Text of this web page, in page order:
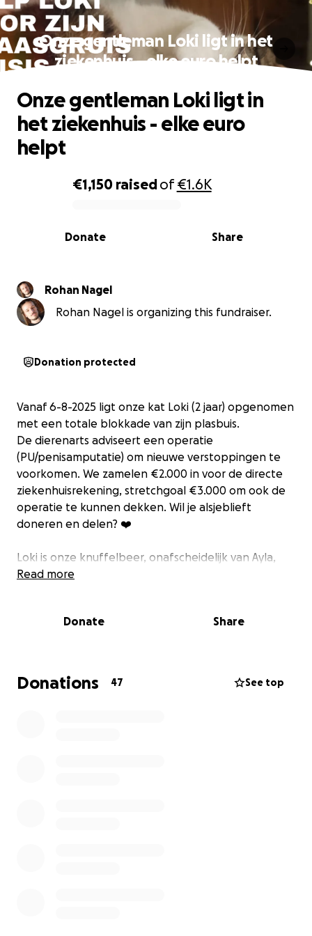
Onze gentleman Loki ligt in het
ziekenhuis - elke euro helpt
0% complete
€1,150 raisedof€1.6K
Share
Donate
Onze gentleman Loki ligt in
het ziekenhuis - elke euro
helpt
Rohan Nagel
Rohan Nagel is organizing this fundraiser.
Donation protected
Vanaf 6-8-2025 ligt onze kat Loki (2 jaar) opgenomen
met een totale blokkade van zijn plasbuis.
De dierenarts adviseert een operatie
(PU/penisamputatie) om nieuwe verstoppingen te
voorkomen. We zamelen €2.000 in voor de directe
ziekenhuisrekening, stretchgoal €3.000 om ook de
operatie te kunnen dekken. Wil je alsjeblieft
doneren en delen? ❤️
Loki is onze knuffelbeer, onafscheidelijk van Ayla,
haar stille steun en echt een kleine gentleman. Hij
Evidensia Dierenziekenhuis Geldrop met een
toekomstige blokkades te voorkomen. Daarnaast
moet Loki levenslang op Hill’s C/D-dieet.
Read more
Donate Share
Donations 47 See top